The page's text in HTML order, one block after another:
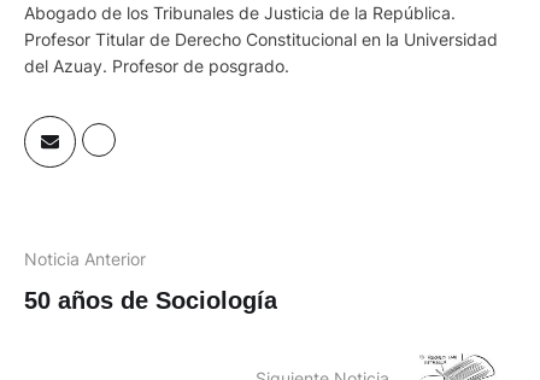
Abogado de los Tribunales de Justicia de la República.
Profesor Titular de Derecho Constitucional en la Universidad
del Azuay. Profesor de posgrado.
Noticia Anterior
50 años de Sociología